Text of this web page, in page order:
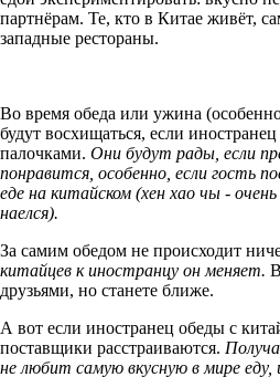
партнёрам. Те, кто в Китае живёт,
западные рестораны.
Во время обеда или ужина
будут восхищаться, если иностранец
палочками. Они будут рады, если
понравится, особенно, если гость
еде на китайском (хен хао чы -
наелся).
За самим обедом не происходит
китайцев к иностранцу он меняет.
друзьями, но станете ближе.
А вот если иностранец обеды с
поставщики расстраиваются.
не любит самую вкусную в мире еду,